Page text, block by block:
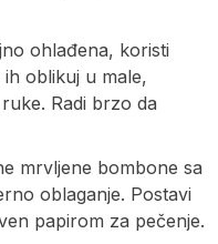
ohlađena, koristi
oblikuj u male,
Radi brzo da
mrvljene bombone sa
oblaganje. Postavi
papirom za pečenje.